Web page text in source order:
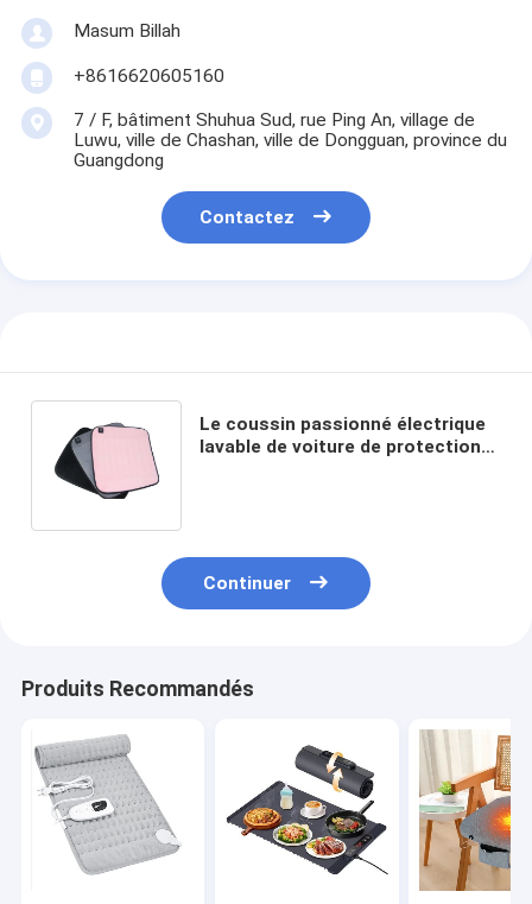
Masum Billah
+8616620605160
7 / F, bâtiment Shuhua Sud, rue Ping An, village de
Luwu, ville de Chashan, ville de Dongguan, province du
Guangdong
Contactez
Le coussin passionné électrique
lavable de voiture de protection
Continuer
Produits Recommandés